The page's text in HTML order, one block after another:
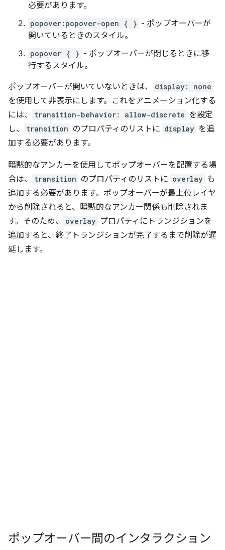
必要があります。
popover:popover-open { } - ポップオーバーが
開いているときのスタイル。
popover { } - ポップオーバーが閉じるときに移
行するスタイル。
ポップオーバーが開いていないときは、 display: none
を使用して非表示にします。これをアニメーション化する
には、
transition-behavior: allow-discrete を設定
し、
transition のプロパティのリストに display を追
加する必要があります。
暗黙的なアンカーを使用してポップオーバーを配置する場
合は、
transition のプロパティのリストに overlay も
追加する必要があります。ポップオーバーが最上位レイヤ
から削除されると、暗黙的なアンカー関係も削除されま
す。そのため、
overlay プロパティにトランジションを
追加すると、終了トランジションが完了するまで削除が遅
延します。
ポップオーバー間のインタラクション